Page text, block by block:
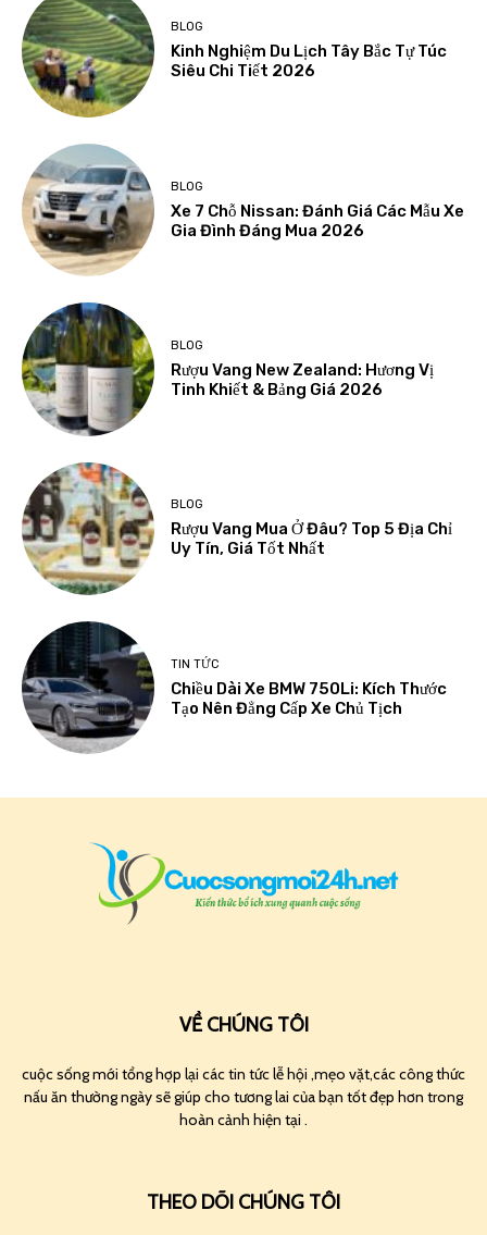
BLOG
Kinh Nghiệm Du Lịch Tây Bắc Tự Túc
Siêu Chi Tiết 2026
BLOG
Xe 7 Chỗ Nissan: Đánh Giá Các Mẫu Xe
Gia Đình Đáng Mua 2026
BLOG
Rượu Vang New Zealand: Hương Vị
Tinh Khiết & Bảng Giá 2026
BLOG
Rượu Vang Mua Ở Đâu? Top 5 Địa Chỉ
Uy Tín, Giá Tốt Nhất
TIN TỨC
Chiều Dài Xe BMW 750Li: Kích Thước
Tạo Nên Đẳng Cấp Xe Chủ Tịch
VỀ CHÚNG TÔI
cuộc sống mới tổng hợp lại các tin tức lễ hội ,mẹo vặt,các công thức
nấu ăn thường ngày sẽ giúp cho tương lai của bạn tốt đẹp hơn trong
hoàn cảnh hiện tại .
THEO DÕI CHÚNG TÔI